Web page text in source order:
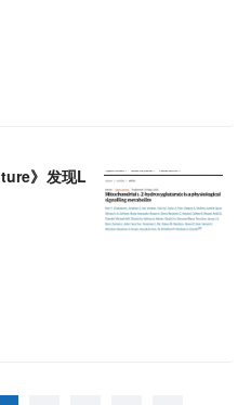
》发现L-2-HG是线粒体发出的